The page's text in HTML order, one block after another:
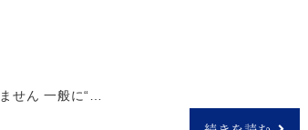
せん 一般に“…